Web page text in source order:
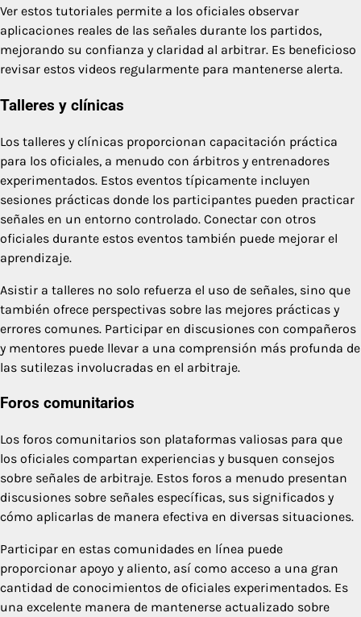
Ver estos tutoriales permite a los oficiales observar
aplicaciones reales de las señales durante los partidos,
mejorando su confianza y claridad al arbitrar. Es beneficioso
revisar estos videos regularmente para mantenerse alerta.
Talleres y clínicas
Los talleres y clínicas proporcionan capacitación práctica
para los oficiales, a menudo con árbitros y entrenadores
experimentados. Estos eventos típicamente incluyen
sesiones prácticas donde los participantes pueden practicar
señales en un entorno controlado. Conectar con otros
oficiales durante estos eventos también puede mejorar el
aprendizaje.
Asistir a talleres no solo refuerza el uso de señales, sino que
también ofrece perspectivas sobre las mejores prácticas y
errores comunes. Participar en discusiones con compañeros
y mentores puede llevar a una comprensión más profunda de
las sutilezas involucradas en el arbitraje.
Foros comunitarios
Los foros comunitarios son plataformas valiosas para que
los oficiales compartan experiencias y busquen consejos
sobre señales de arbitraje. Estos foros a menudo presentan
discusiones sobre señales específicas, sus significados y
cómo aplicarlas de manera efectiva en diversas situaciones.
Participar en estas comunidades en línea puede
proporcionar apoyo y aliento, así como acceso a una gran
cantidad de conocimientos de oficiales experimentados. Es
una excelente manera de mantenerse actualizado sobre